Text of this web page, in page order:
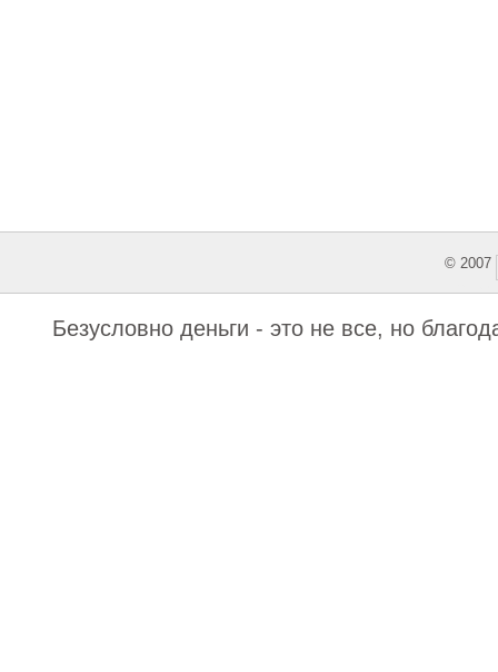
© 2007
Безусловно деньги - это не все, но